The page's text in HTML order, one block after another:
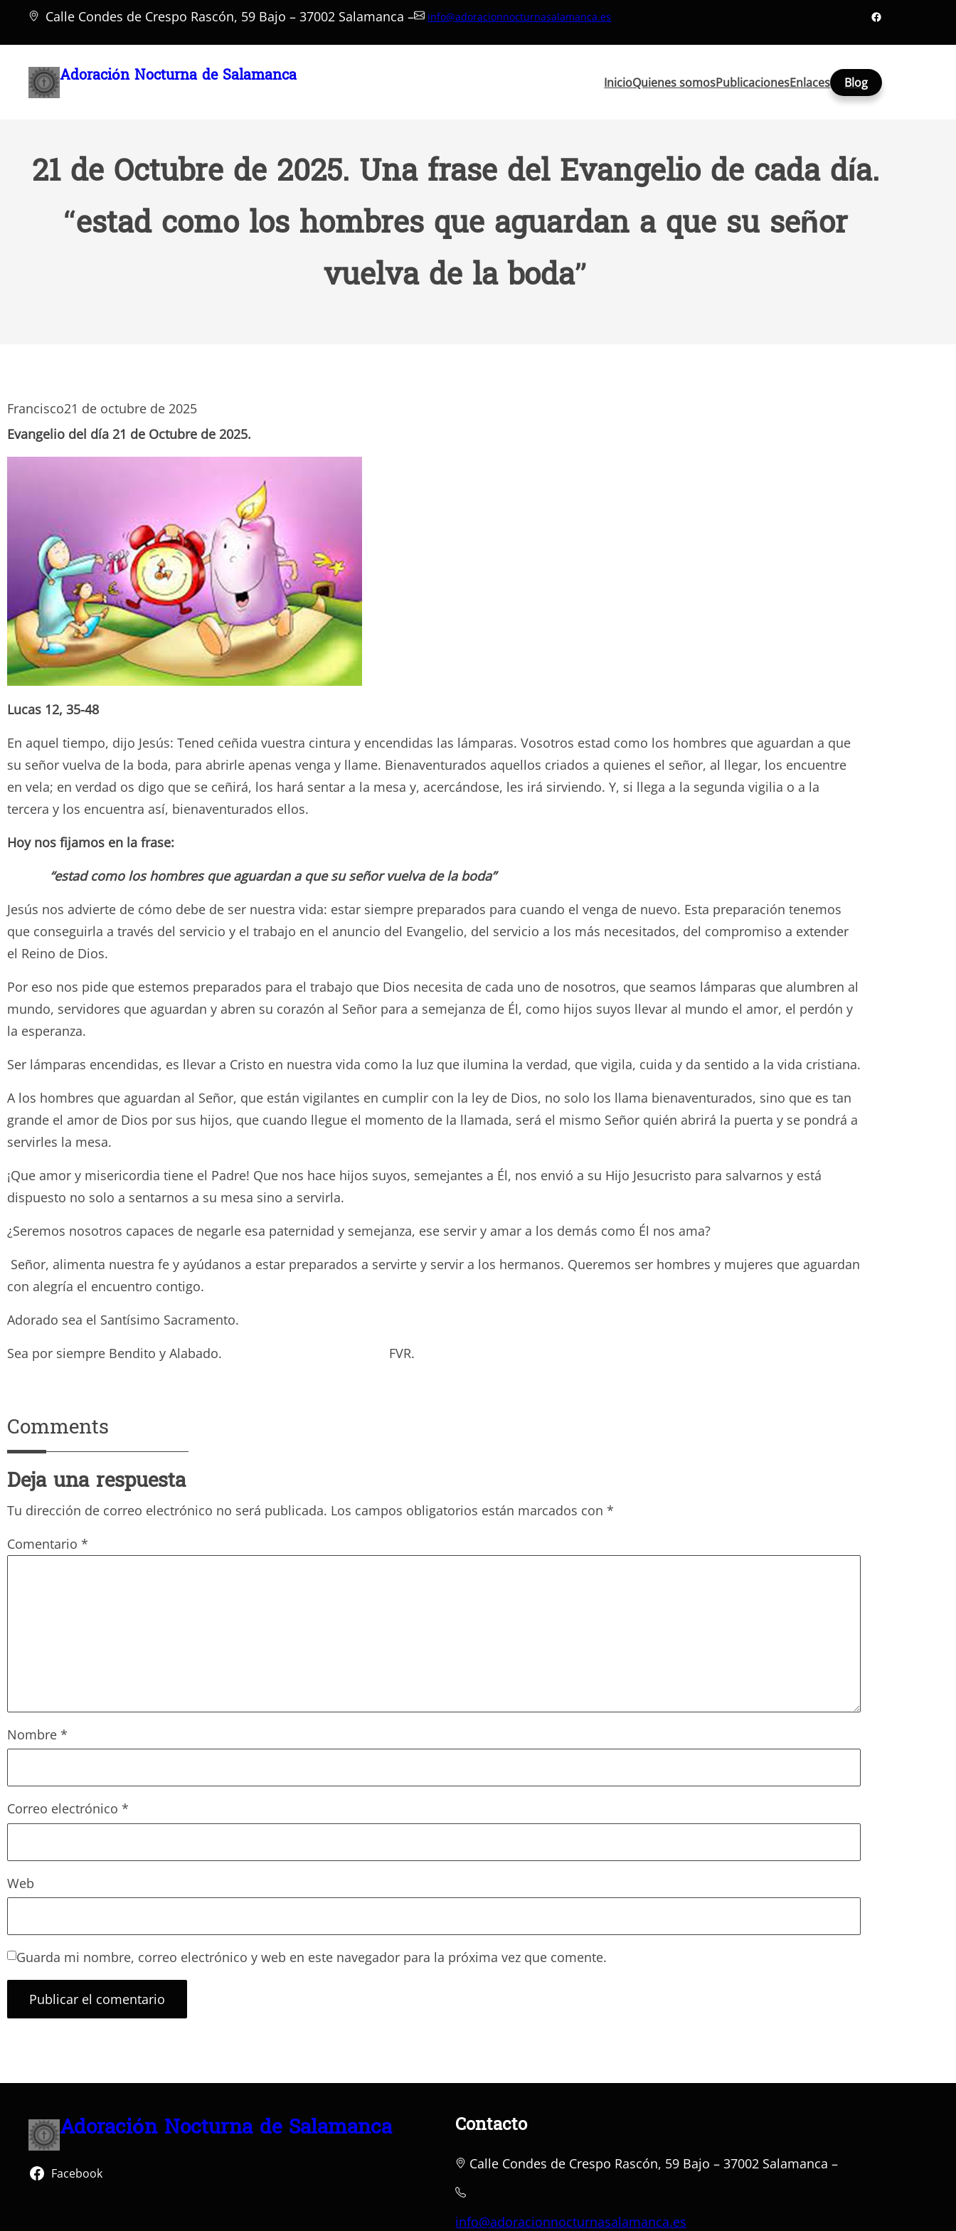
Saltar
Calle Condes de Crespo Rascón, 59 Bajo – 37002 Salamanca – info@adoracionnocturnasalamanca.es Facebook
Adoración Nocturna de Salamanca InicioQuienes somosPublicacionesEnlaces Blog
21 de Octubre de 2025. Una frase del Evangelio de cada día.
“estad como los hombres que aguardan a que su señor
vuelva de la boda”
Francisco21 de octubre de 2025
Evangelio del día 21 de Octubre de 2025.
Lucas 12, 35-48
En aquel tiempo, dijo Jesús: Tened ceñida vuestra cintura y encendidas las lámparas. Vosotros estad como los hombres que aguardan a que
su señor vuelva de la boda, para abrirle apenas venga y llame. Bienaventurados aquellos criados a quienes el señor, al llegar, los encuentre
en vela; en verdad os digo que se ceñirá, los hará sentar a la mesa y, acercándose, les irá sirviendo. Y, si llega a la segunda vigilia o a la
tercera y los encuentra así, bienaventurados ellos.
Hoy nos fijamos en la frase:
“estad como los hombres que aguardan a que su señor vuelva de la boda”
Jesús nos advierte de cómo debe de ser nuestra vida: estar siempre preparados para cuando el venga de nuevo. Esta preparación tenemos
que conseguirla a través del servicio y el trabajo en el anuncio del Evangelio, del servicio a los más necesitados, del compromiso a extender
el Reino de Dios.
Por eso nos pide que estemos preparados para el trabajo que Dios necesita de cada uno de nosotros, que seamos lámparas que alumbren al
mundo, servidores que aguardan y abren su corazón al Señor para a semejanza de Él, como hijos suyos llevar al mundo el amor, el perdón y
la esperanza.
Ser lámparas encendidas, es llevar a Cristo en nuestra vida como la luz que ilumina la verdad, que vigila, cuida y da sentido a la vida cristiana.
A los hombres que aguardan al Señor, que están vigilantes en cumplir con la ley de Dios, no solo los llama bienaventurados, sino que es tan
grande el amor de Dios por sus hijos, que cuando llegue el momento de la llamada, será el mismo Señor quién abrirá la puerta y se pondrá a
servirles la mesa.
¡Que amor y misericordia tiene el Padre! Que nos hace hijos suyos, semejantes a Él, nos envió a su Hijo Jesucristo para salvarnos y está
dispuesto no solo a sentarnos a su mesa sino a servirla.
¿Seremos nosotros capaces de negarle esa paternidad y semejanza, ese servir y amar a los demás como Él nos ama?
Señor, alimenta nuestra fe y ayúdanos a estar preparados a servirte y servir a los hermanos. Queremos ser hombres y mujeres que aguardan
con alegría el encuentro contigo.
Adorado sea el Santísimo Sacramento.
Sea por siempre Bendito y Alabado. FVR.
Comments
Deja una respuesta
Tu dirección de correo electrónico no será publicada. Los campos obligatorios están marcados con *
Comentario *
Nombre *
Correo electrónico *
Web
Guarda mi nombre, correo electrónico y web en este navegador para la próxima vez que comente.
Adoración Nocturna de Salamanca
Facebook
Contacto
Calle Condes de Crespo Rascón, 59 Bajo – 37002 Salamanca –
info@adoracionnocturnasalamanca.es